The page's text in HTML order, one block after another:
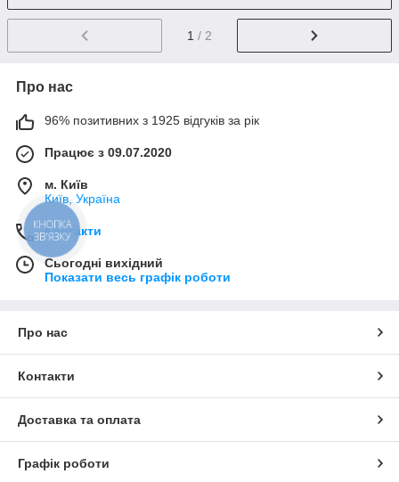
1 / 2
Про нас
96% позитивних з 1925 відгуків за рік
Працює з 09.07.2020
м. Київ
Київ, Україна
Контакти
Сьогодні вихідний
Показати весь графік роботи
Про нас
Контакти
Доставка та оплата
Графік роботи
КНОПКА
ЗВ'ЯЗКУ